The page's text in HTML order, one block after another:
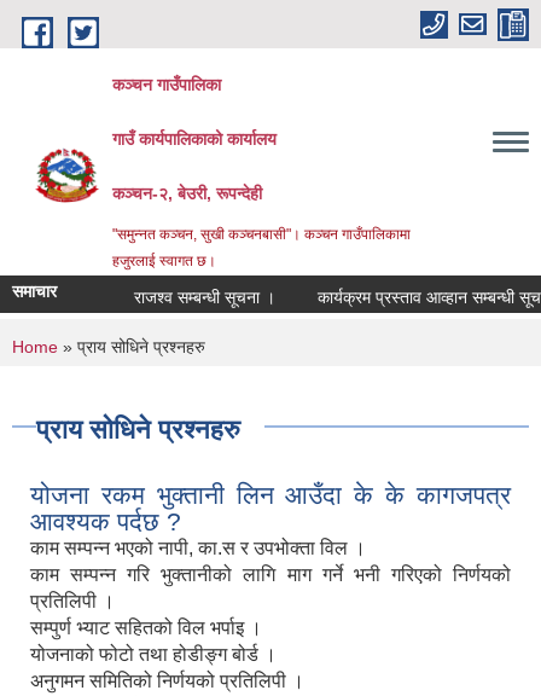
Skip to main content
कञ्चन गाउँपालिका
गाउँ कार्यपालिकाको कार्यालय
कञ्‍चन-२, बेउरी, रूपन्देही
"समुन्‍नत कञ्‍चन, सुखी कञ्‍चनबासी"। कञ्चन गाउँपालिकामा
हजुरलाई स्वागत छ।
समाचार राजश्व सम्बन्धी सूचना । कार्यक्रम प्रस्ताव आव्हान सम्बन्धी सूचना ।
You are here
Home » प्राय सोधिने प्रश्नहरु
प्राय सोधिने प्रश्नहरु
योजना रकम भुक्तानी लिन आउँदा के के कागजपत्र
आवश्यक पर्दछ ?
काम सम्पन्न भएको नापी, का.स र उपभोक्ता विल ।
काम सम्पन्न गरि भुक्तानीको लागि माग गर्ने भनी गरिएको निर्णयको
प्रतिलिपी ।
सम्पुर्ण भ्याट सहितको विल भर्पाइ ।
योजनाको फोटो तथा होडीङ्ग बोर्ड ।
अनुगमन समितिको निर्णयको प्रतिलिपी ।